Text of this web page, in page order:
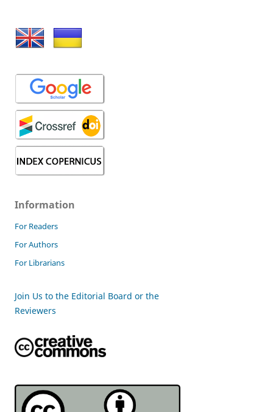
Information
For Readers
For Authors
For Librarians
Join Us to the Editorial Board or the
Reviewers